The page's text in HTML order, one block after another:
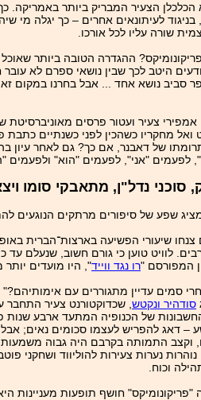
הכלכלן הצעיר המבריק ביותר
בניגוד לעיתונאים אחרים – כך יגלה מי
שורה עליו לכל אורכו.
ההגדרה הטובה ביותר
היטב לכך שבין נושאי ספרם לא
סביב נושא אחד ... אבל בחרנו במקום
אמפירי צעיר ועטור פרסים
ואל מחקריו כשהכין לפני כשנתיים
של דאבנר, אם כך? גם לאחר עיון
לפעמים "אני", לפעמים "הוא" ולפעמים
סוכני נדל"ן, מתאבקי סומו
מציג שפע של סיפורים מרתקים הנוגעים
שיעורי הפשיעה בארצות־הברית
המפורסם "רו נגד ווייד", היו מועדים
סמים עדיין מתגוררים עם
סודהיר ונקטש , שכדוקטורנט צעיר
של הכנופיה המתעד ארבע שנות
– דאג להפריש לעצמו סכומים נאים; אבל
וקצב התמותה בקרבם היה גבוה
נערות צעירות להוליווד ושחקני
וכוח.
חושף תופעות מעניינות